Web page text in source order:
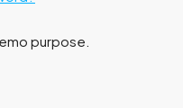
purpose.